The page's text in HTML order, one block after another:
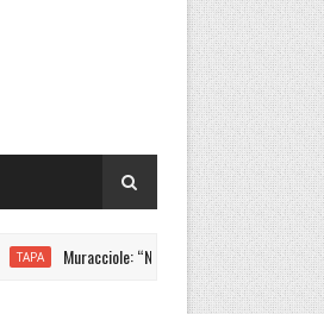
Muracciole: “Nuevamente Formosa liderando los